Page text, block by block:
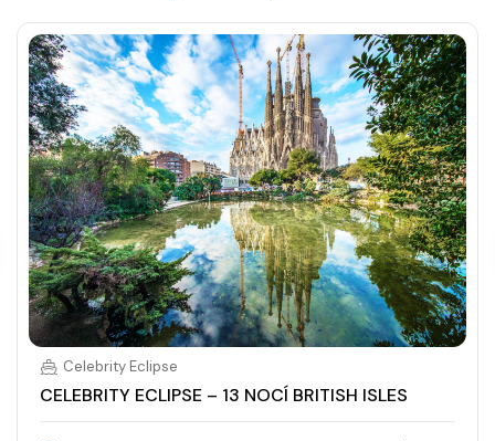
Celebrity Eclipse
CELEBRITY ECLIPSE – 13 NOCÍ BRITISH ISLES